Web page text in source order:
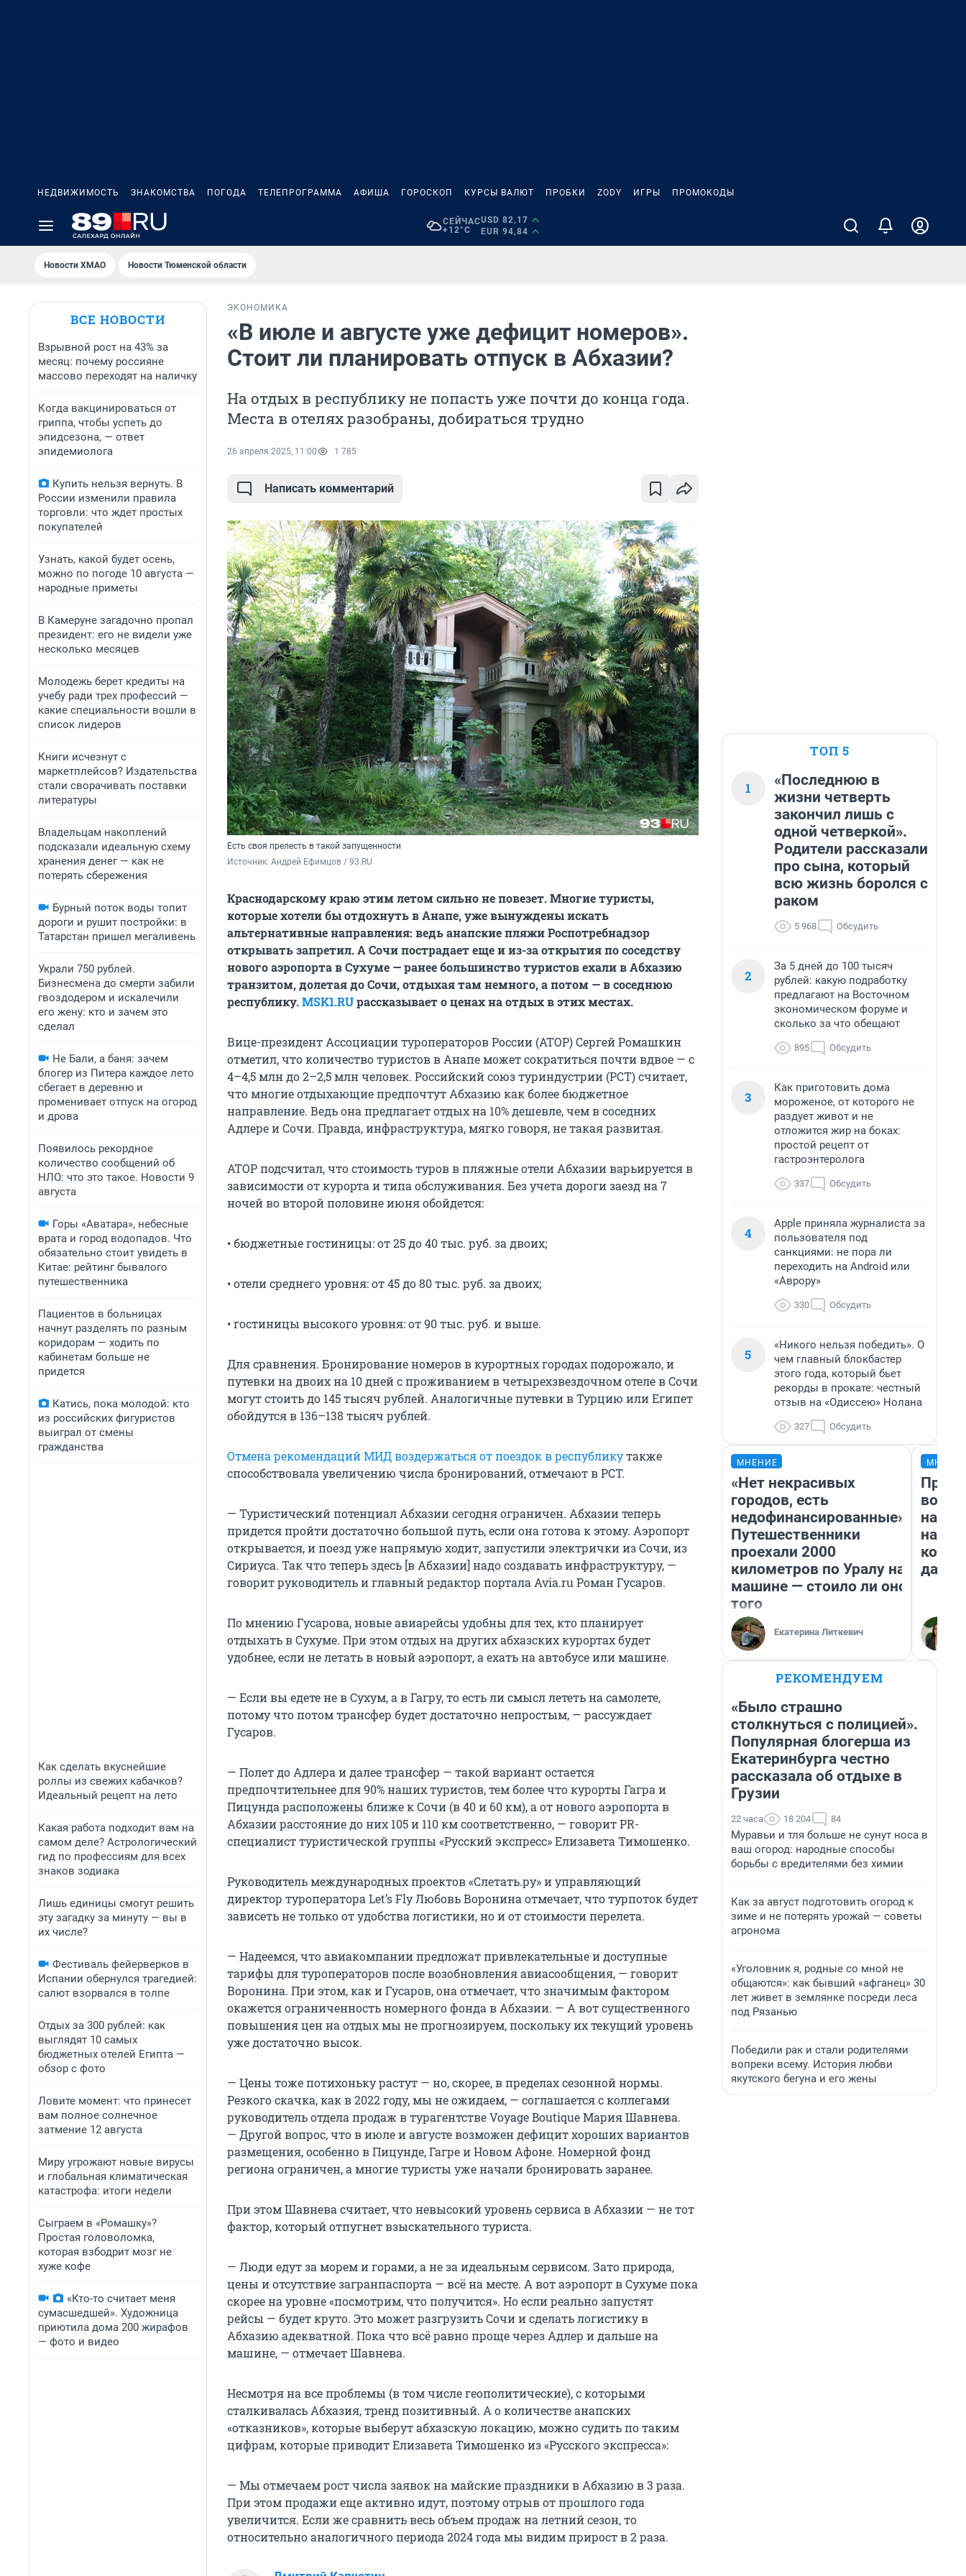
НЕДВИЖИМОСТЬ ЗНАКОМСТВА ПОГОДА ТЕЛЕПРОГРАММА АФИША ГОРОСКОП КУРСЫ ВАЛЮТ ПРОБКИ ZODY ИГРЫ ПРОМОКОДЫ
СЕЙЧАС
+12°C
USD 82,17
EUR 94,84
Новости ХМАО Новости Тюменской области
ВСЕ НОВОСТИ
Взрывной рост на 43% за
месяц: почему россияне
массово переходят на наличку
Когда вакцинироваться от
гриппа, чтобы успеть до
эпидсезона, — ответ
эпидемиолога
Купить нельзя вернуть. В
России изменили правила
торговли: что ждет простых
покупателей
Узнать, какой будет осень,
можно по погоде 10 августа —
народные приметы
В Камеруне загадочно пропал
президент: его не видели уже
несколько месяцев
Молодежь берет кредиты на
учебу ради трех профессий —
какие специальности вошли в
список лидеров
Книги исчезнут с
маркетплейсов? Издательства
стали сворачивать поставки
литературы
Владельцам накоплений
подсказали идеальную схему
хранения денег — как не
потерять сбережения
Бурный поток воды топит
дороги и рушит постройки: в
Татарстан пришел мегаливень
Украли 750 рублей.
Бизнесмена до смерти забили
гвоздодером и искалечили
его жену: кто и зачем это
сделал
Не Бали, а баня: зачем
блогер из Питера каждое лето
сбегает в деревню и
променивает отпуск на огород
и дрова
Появилось рекордное
количество сообщений об
НЛО: что это такое. Новости 9
августа
Горы «Аватара», небесные
врата и город водопадов. Что
обязательно стоит увидеть в
Китае: рейтинг бывалого
путешественника
Пациентов в больницах
начнут разделять по разным
коридорам — ходить по
кабинетам больше не
придется
Катись, пока молодой: кто
из российских фигуристов
выиграл от смены
гражданства
Как сделать вкуснейшие
роллы из свежих кабачков?
Идеальный рецепт на лето
Какая работа подходит вам на
самом деле? Астрологический
гид по профессиям для всех
знаков зодиака
Лишь единицы смогут решить
эту загадку за минуту — вы в
их числе?
Фестиваль фейерверков в
Испании обернулся трагедией:
салют взорвался в толпе
Отдых за 300 рублей: как
выглядят 10 самых
бюджетных отелей Египта —
обзор с фото
Ловите момент: что принесет
вам полное солнечное
затмение 12 августа
Миру угрожают новые вирусы
и глобальная климатическая
катастрофа: итоги недели
Сыграем в «Ромашку»?
Простая головоломка,
которая взбодрит мозг не
хуже кофе
«Кто-то считает меня
сумасшедшей». Художница
приютила дома 200 жирафов
— фото и видео
ЭКОНОМИКА
«В июле и августе уже дефицит номеров».
Стоит ли планировать отпуск в Абхазии?
На отдых в республику не попасть уже почти до конца года.
Места в отелях разобраны, добираться трудно
26 апреля 2025, 11:00 1 785
Написать комментарий
Есть своя прелесть в такой запущенности
Источник: Андрей Ефимцов / 93.RU
Краснодарскому краю этим летом сильно не повезет. Многие туристы,
которые хотели бы отдохнуть в Анапе, уже вынуждены искать
альтернативные направления: ведь анапские пляжи Роспотребнадзор
открывать запретил. А Сочи пострадает еще и из-за открытия по соседству
нового аэропорта в Сухуме — ранее большинство туристов ехали в Абхазию
транзитом, долетая до Сочи, отдыхая там немного, а потом — в соседнюю
республику.MSK1.RUрассказывает о ценах на отдых в этих местах.
Вице-президент Ассоциации туроператоров России (АТОР) Сергей Ромашкин
отметил, что количество туристов в Анапе может сократиться почти вдвое — с
4–4,5 млн до 2–2,5 млн человек. Российский союз туриндустрии (РСТ) считает,
что многие отдыхающие предпочтут Абхазию как более бюджетное
направление. Ведь она предлагает отдых на 10% дешевле, чем в соседних
Адлере и Сочи. Правда, инфраструктура, мягко говоря, не такая развитая.
АТОР подсчитал, что стоимость туров в пляжные отели Абхазии варьируется в
зависимости от курорта и типа обслуживания. Без учета дороги заезд на 7
ночей во второй половине июня обойдется:
• бюджетные гостиницы: от 25 до 40 тыс. руб. за двоих;
• отели среднего уровня: от 45 до 80 тыс. руб. за двоих;
• гостиницы высокого уровня: от 90 тыс. руб. и выше.
Для сравнения. Бронирование номеров в курортных городах подорожало, и
путевки на двоих на 10 дней с проживанием в четырехзвездочном отеле в Сочи
могут стоить до 145 тысяч рублей. Аналогичные путевки в Турцию или Египет
обойдутся в 136–138 тысяч рублей.
Отмена рекомендаций МИД воздержаться от поездок в республикутакже
способствовала увеличению числа бронирований, отмечают в РСТ.
— Туристический потенциал Абхазии сегодня ограничен. Абхазии теперь
придется пройти достаточно большой путь, если она готова к этому. Аэропорт
открывается, и поезд уже напрямую ходит, запустили электрички из Сочи, из
Сириуса. Так что теперь здесь [в Абхазии] надо создавать инфраструктуру, —
говорит руководитель и главный редактор портала Avia.ru Роман Гусаров.
По мнению Гусарова, новые авиарейсы удобны для тех, кто планирует
отдыхать в Сухуме. При этом отдых на других абхазских курортах будет
удобнее, если не летать в новый аэропорт, а ехать на автобусе или машине.
— Если вы едете не в Сухум, а в Гагру, то есть ли смысл лететь на самолете,
потому что потом трансфер будет достаточно непростым, — рассуждает
Гусаров.
— Полет до Адлера и далее трансфер — такой вариант остается
предпочтительнее для 90% наших туристов, тем более что курорты Гагра и
Пицунда расположены ближе к Сочи (в 40 и 60 км), а от нового аэропорта в
Абхазии расстояние до них 105 и 110 км соответственно, — говорит PR-
специалист туристической группы «Русский экспресс» Елизавета Тимошенко.
Руководитель международных проектов «Слетать.ру» и управляющий
директор туроператора Let’s Fly Любовь Воронина отмечает, что турпоток будет
зависеть не только от удобства логистики, но и от стоимости перелета.
— Надеемся, что авиакомпании предложат привлекательные и доступные
тарифы для туроператоров после возобновления авиасообщения, — говорит
Воронина. При этом, как и Гусаров, она отмечает, что значимым фактором
окажется ограниченность номерного фонда в Абхазии. — А вот существенного
повышения цен на отдых мы не прогнозируем, поскольку их текущий уровень
уже достаточно высок.
— Цены тоже потихоньку растут — но, скорее, в пределах сезонной нормы.
Резкого скачка, как в 2022 году, мы не ожидаем, — соглашается с коллегами
руководитель отдела продаж в турагентстве Voyage Boutique Мария Шавнева.
— Другой вопрос, что в июле и августе возможен дефицит хороших вариантов
размещения, особенно в Пицунде, Гагре и Новом Афоне. Номерной фонд
региона ограничен, а многие туристы уже начали бронировать заранее.
При этом Шавнева считает, что невысокий уровень сервиса в Абхазии — не тот
фактор, который отпугнет взыскательного туриста.
— Люди едут за морем и горами, а не за идеальным сервисом. Зато природа,
цены и отсутствие загранпаспорта — всё на месте. А вот аэропорт в Сухуме пока
скорее на уровне «посмотрим, что получится». Но если реально запустят
рейсы — будет круто. Это может разгрузить Сочи и сделать логистику в
Абхазию адекватной. Пока что всё равно проще через Адлер и дальше на
машине, — отмечает Шавнева.
Несмотря на все проблемы (в том числе геополитические), с которыми
сталкивалась Абхазия, тренд позитивный. А о количестве анапских
«отказников», которые выберут абхазскую локацию, можно судить по таким
цифрам, которые приводит Елизавета Тимошенко из «Русского экспресса»:
— Мы отмечаем рост числа заявок на майские праздники в Абхазию в 3 раза.
При этом продажи еще активно идут, поэтому отрыв от прошлого года
увеличится. Если же сравнить весь объем продаж на летний сезон, то
относительно аналогичного периода 2024 года мы видим прирост в 2 раза.
ТОП 5
1
«Последнюю в
жизни четверть
закончил лишь с
одной четверкой».
Родители рассказали
про сына, который
всю жизнь боролся с
раком
5 968 Обсудить
2
За 5 дней до 100 тысяч
рублей: какую подработку
предлагают на Восточном
экономическом форуме и
сколько за что обещают
895 Обсудить
3
Как приготовить дома
мороженое, от которого не
раздует живот и не
отложится жир на боках:
простой рецепт от
гастроэнтеролога
337 Обсудить
4
Apple приняла журналиста за
пользователя под
санкциями: не пора ли
переходить на Android или
«Аврору»
330 Обсудить
5
«Никого нельзя победить». О
чем главный блокбастер
этого года, который бьет
рекорды в прокате: честный
отзыв на «Одиссею» Нолана
327 Обсудить
МНЕНИЕ
«Нет некрасивых
городов, есть
недофинансированные».
Путешественники
проехали 2000
километров по Уралу на
машине — стоило ли оно
того
Екатерина Литкевич
нам
даже
РЕКОМЕНДУЕМ
«Было страшно
столкнуться с полицией».
Популярная блогерша из
Екатеринбурга честно
рассказала об отдыхе в
Грузии
22 часа 18 204 84
Муравьи и тля больше не сунут носа в
ваш огород: народные способы
борьбы с вредителями без химии
Как за август подготовить огород к
зиме и не потерять урожай — советы
агронома
«Уголовник я, родные со мной не
общаются»: как бывший «афганец» 30
лет живет в землянке посреди леса
под Рязанью
Победили рак и стали родителями
вопреки всему. История любви
якутского бегуна и его жены